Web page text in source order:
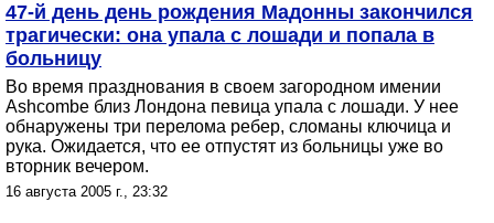
47-й день день рождения Мадонны закончился
трагически: она упала с лошади и попала в
больницу
Во время празднования в своем загородном имении
Ashcombe близ Лондона певица упала с лошади. У нее
обнаружены три перелома ребер, сломаны ключица и
рука. Ожидается, что ее отпустят из больницы уже во
вторник вечером.
16 августа 2005 г., 23:32